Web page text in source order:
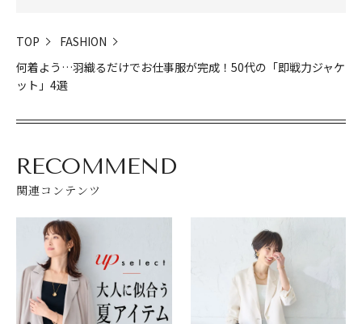
TOP
FASHION
何着よう…羽織るだけでお仕事服が完成！50代の「即戦力ジャケ
ット」4選
RECOMMEND
関連コンテンツ